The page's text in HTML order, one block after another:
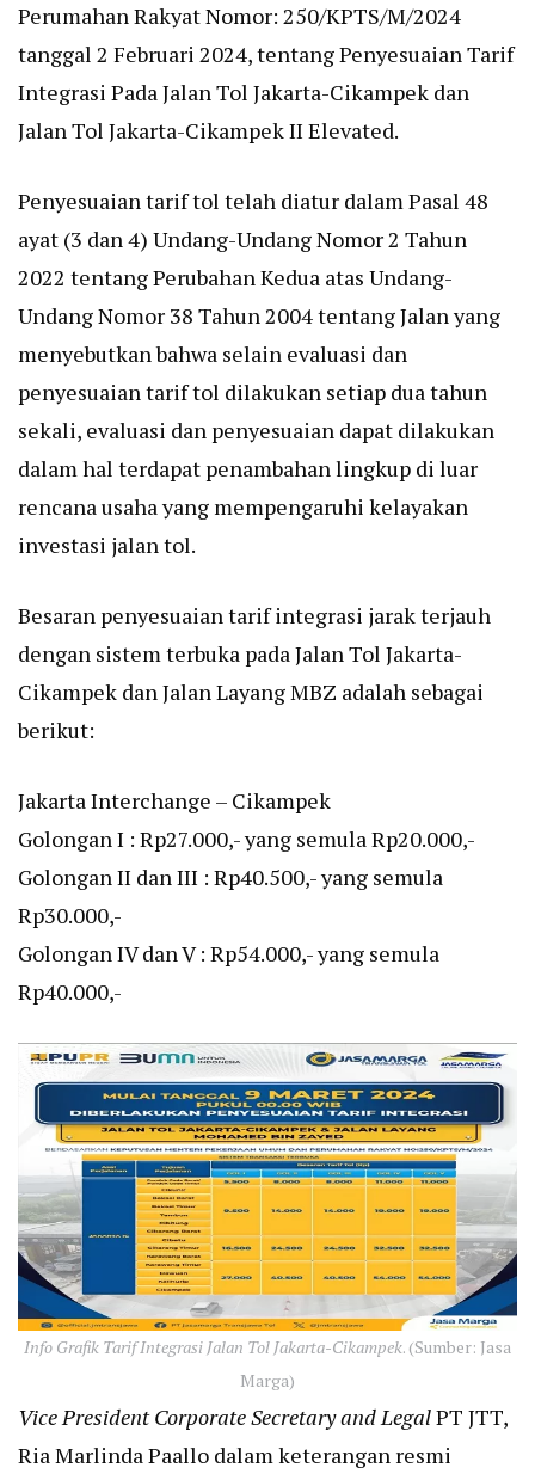
Perumahan Rakyat Nomor: 250/KPTS/M/2024
tanggal 2 Februari 2024, tentang Penyesuaian Tarif
Integrasi Pada Jalan Tol Jakarta-Cikampek dan
Jalan Tol Jakarta-Cikampek II Elevated.
Penyesuaian tarif tol telah diatur dalam Pasal 48
ayat (3 dan 4) Undang-Undang Nomor 2 Tahun
2022 tentang Perubahan Kedua atas Undang-
Undang Nomor 38 Tahun 2004 tentang Jalan yang
menyebutkan bahwa selain evaluasi dan
penyesuaian tarif tol dilakukan setiap dua tahun
sekali, evaluasi dan penyesuaian dapat dilakukan
dalam hal terdapat penambahan lingkup di luar
rencana usaha yang mempengaruhi kelayakan
investasi jalan tol.
Besaran penyesuaian tarif integrasi jarak terjauh
dengan sistem terbuka pada Jalan Tol Jakarta-
Cikampek dan Jalan Layang MBZ adalah sebagai
berikut:
Jakarta Interchange – Cikampek
Golongan I : Rp27.000,- yang semula Rp20.000,-
Golongan II dan III : Rp40.500,- yang semula
Rp30.000,-
Golongan IV dan V : Rp54.000,- yang semula
Rp40.000,-
Info Grafik Tarif Integrasi Jalan Tol Jakarta-Cikampek. (Sumber: Jasa
Marga)
Vice President Corporate Secretary and LegalPT JTT,
Ria Marlinda Paallo dalam keterangan resmi